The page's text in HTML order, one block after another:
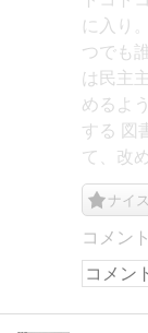
に入り
つでも
は民主
めるよ
する 図
て、改
ナイス
コメン